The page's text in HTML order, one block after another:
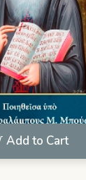
Add to Cart